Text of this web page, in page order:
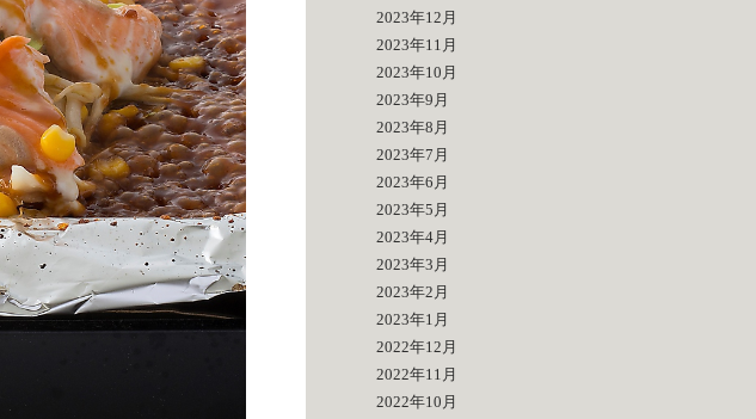
2023年12月
2023年11月
2023年10月
2023年9月
2023年8月
2023年7月
2023年6月
2023年5月
2023年4月
2023年3月
2023年2月
2023年1月
2022年12月
2022年11月
2022年10月